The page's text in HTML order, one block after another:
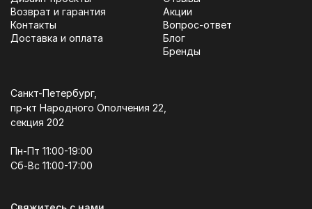
Возврат и гарантия
Контакты
Доставка и оплата
Акции
Вопрос-ответ
Блог
Бренды
Санкт-Петербург,
пр-кт Народного Ополчения 22,
секция 202
Пн-Пт 11:00-19:00
Сб-Вс 11:00-17:00